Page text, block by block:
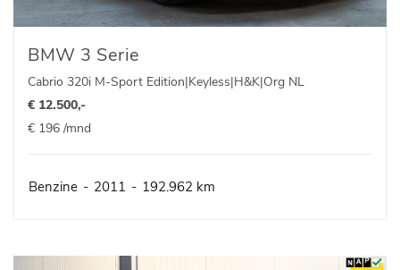
BMW 3 Serie
Cabrio 320i M-Sport Edition|Keyless|H&K|Org NL
€ 12.500,-
€ 196 /mnd
Benzine - 2011 - 192.962 km